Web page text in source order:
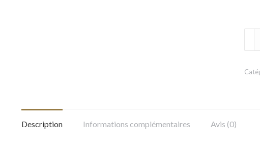
Bio
Description Informations complémentaires Avis (0)